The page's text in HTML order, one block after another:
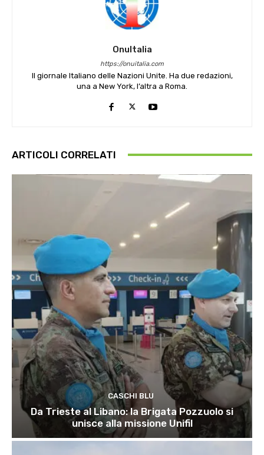
OnuItalia
https://onuitalia.com
Il giornale Italiano delle Nazioni Unite. Ha due redazioni,
una a New York, l’altra a Roma.
ARTICOLI CORRELATI
CASCHI BLU
Da Trieste al Libano: la Brigata Pozzuolo si
unisce alla missione Unifil